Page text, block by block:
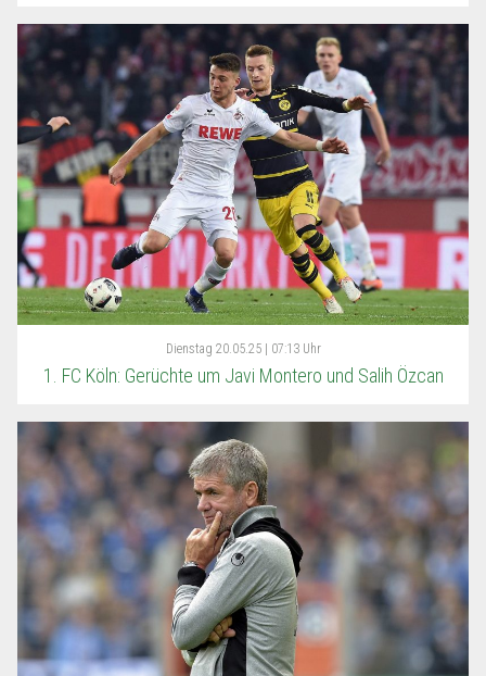
Dienstag 20.05.25 | 07:13 Uhr
1. FC Köln: Gerüchte um Javi Montero und Salih Özcan